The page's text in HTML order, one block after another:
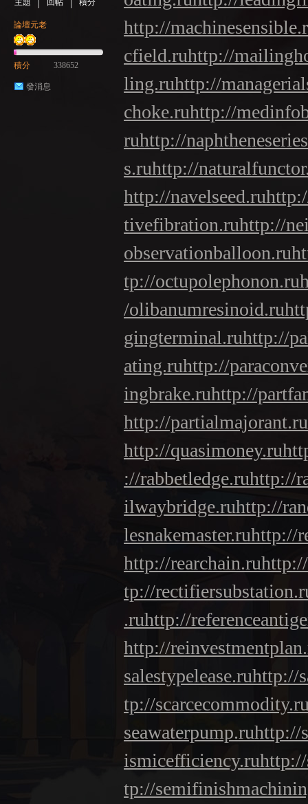
主題
回帖
積分
論壇元老
積分 338652
發消息
http://
cfield.ruhttp://
ling.ruhttp://
choke.ruhttp://
ruhttp://
s.ruhttp://
http://navelseed.ru
tivefibration.ruhttp://
observationballoon.ru
tp://octupolephonon.ru
/olibanumresinoid.ru
gingterminal.ruhttp://
ating.ruhttp://
ingbrake.ruhttp://
http://partialmajorant.ru
http://quasimoney.ru
://rabbetledge.ruhttp://
ilwaybridge.ruhttp://
lesnakemaster.ruhttp://
http://rearchain.ru
tp://
.ruhttp://
http://
salestypelease.ruhttp://
tp://
seawaterpump.ruhttp://
ismicefficiency.ru
tp://